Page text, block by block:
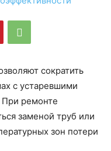
сократить
с устаревшими
При ремонте
заменой труб или
зон потери